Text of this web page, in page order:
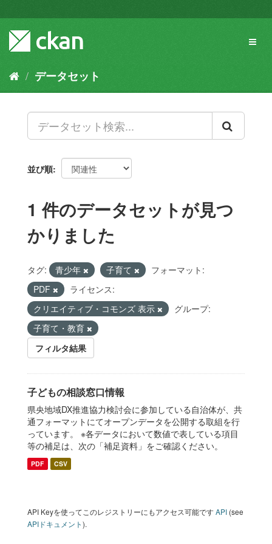
キ
容
データセット
並び順
1 件のデータセットが見つ
かりました
タグ: 青少年 子育て
フォーマット:
PDF
ライセンス:
クリエイティブ・コモンズ 表示
グループ:
子育て・教育
フィルタ結果
子どもの相談窓口情報
県央地域DX推進協力検討会に参加している自治体が、共
通フォーマットにてオープンデータを公開する取組を行
っています。 ※各データにおいて数値で表している項目
等の補足は、次の「補足資料」をご確認ください。
PDF CSV
API Keyを使ってこのレジストリーにもアクセス可能ですAPI (see
APIドキュメント).